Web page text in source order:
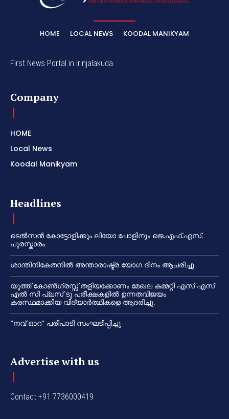
HOME LOCAL NEWS KOODAL MANIKYAM
First News Portal in Irinjalakuda.
Company
HOME
Local News
Koodal Manikyam
Headlines
ടെൽസൻ കോട്ടോളിക്കും ലിയോ പോളിനും ജെ.എഫ്.എസ്.
പുരസ്കാരം
ശാന്തിനികേതനിൽ അന്താരാഷ്ട്ര യോഗ ദിനം ആചരിച്ചു
യൂത്ത് കോൺഗ്രസ്സ് തളിയക്കോണം മേഖല കമ്മറ്റി എസ് എസ്
എൽ സി പ്ലസ് ടു പരീക്ഷകളിൽ ഉന്നതവിജയം
കരസ്ഥമാക്കിയ വിദ്യാർത്ഥികളെ ആദരിച്ചു.
“നവ് ഓറ” പരിപാടി സംഘടിപ്പിച്ചു
Advertise with us
Contact +91 7736000419